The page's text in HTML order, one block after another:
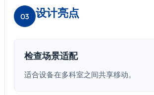
03 设计亮点
检查场景适配
适合设备在多科室之间共享移动。